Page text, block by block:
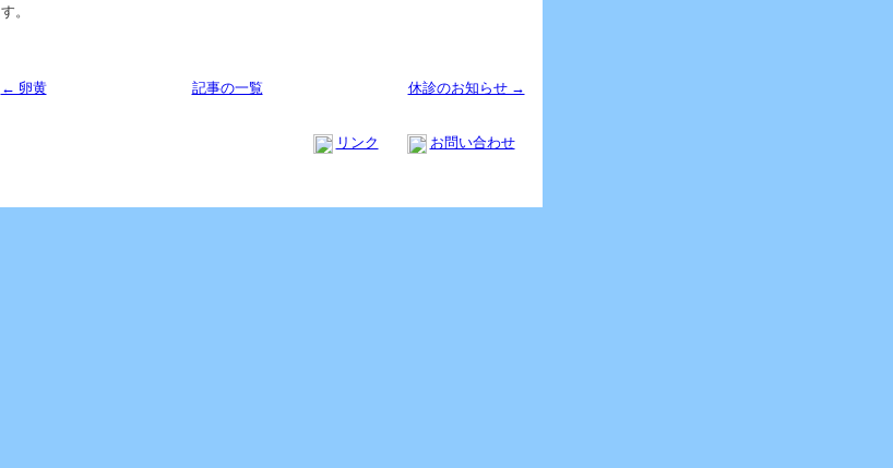
す。
← 卵黄 記事の一覧 休診のお知らせ →
リンク
お問い合わせ